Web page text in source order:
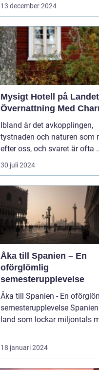
13 december 2024
Mysigt Hotell på
Övernattning Med
Ibland är det avkopplingen,
tystnaden och naturen som
efter oss, och svaret är ofta
30 juli 2024
Åka till Spanien – En
oförglömlig
semesterupplevelse
Åka till Spanien - En
semesterupplevelse Spanien är ett
land som lockar miljontals
18 januari 2024